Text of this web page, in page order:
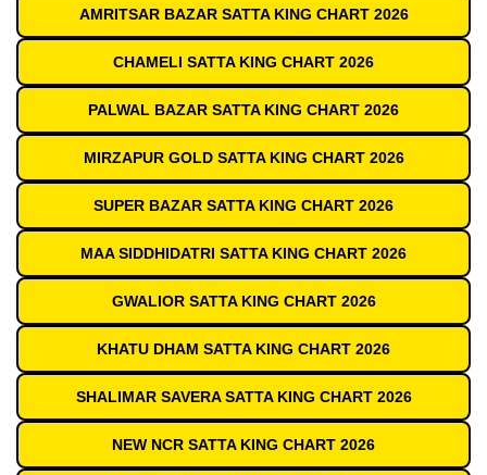
AMRITSAR BAZAR SATTA KING CHART 2026
CHAMELI SATTA KING CHART 2026
PALWAL BAZAR SATTA KING CHART 2026
MIRZAPUR GOLD SATTA KING CHART 2026
SUPER BAZAR SATTA KING CHART 2026
MAA SIDDHIDATRI SATTA KING CHART 2026
GWALIOR SATTA KING CHART 2026
KHATU DHAM SATTA KING CHART 2026
SHALIMAR SAVERA SATTA KING CHART 2026
NEW NCR SATTA KING CHART 2026